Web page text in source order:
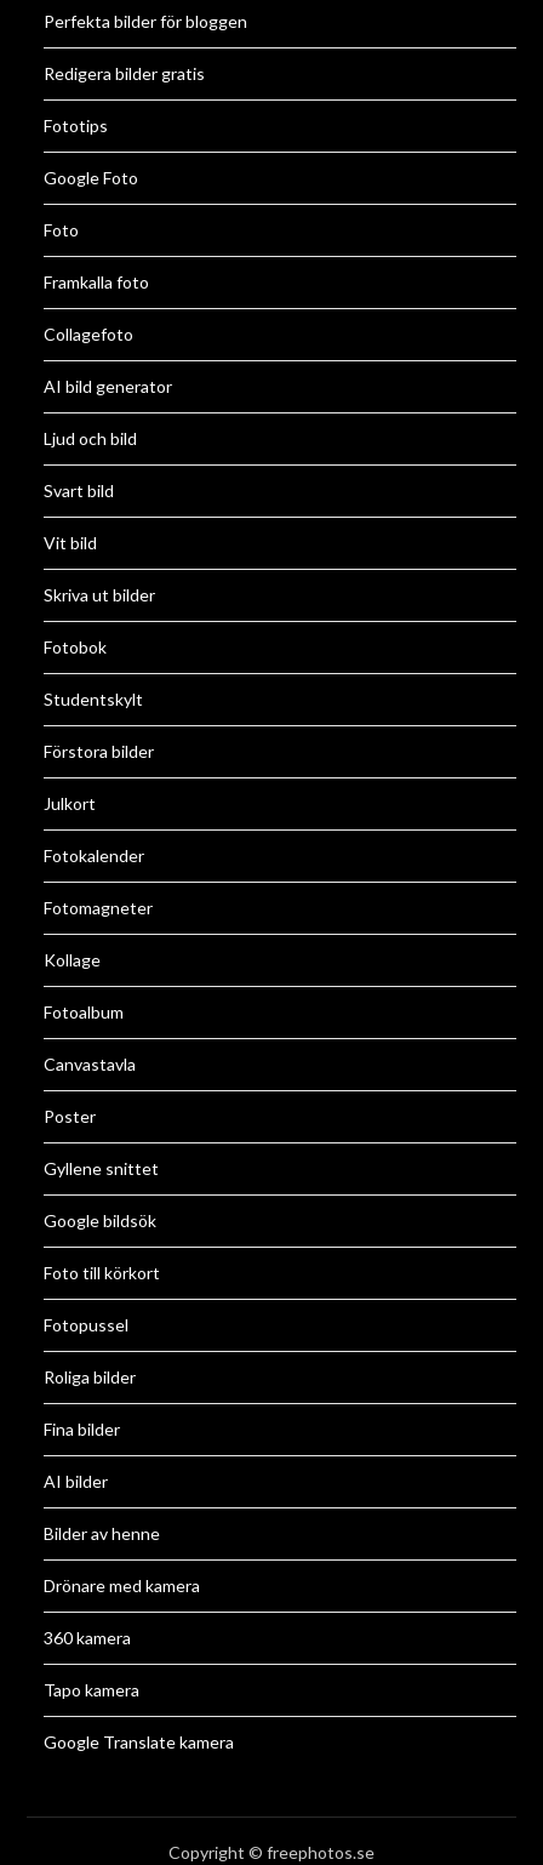
Perfekta bilder för bloggen
Redigera bilder gratis
Fototips
Google Foto
Foto
Framkalla foto
Collagefoto
AI bild generator
Ljud och bild
Svart bild
Vit bild
Skriva ut bilder
Fotobok
Studentskylt
Förstora bilder
Julkort
Fotokalender
Fotomagneter
Kollage
Fotoalbum
Canvastavla
Poster
Gyllene snittet
Google bildsök
Foto till körkort
Fotopussel
Roliga bilder
Fina bilder
AI bilder
Bilder av henne
Drönare med kamera
360 kamera
Tapo kamera
Google Translate kamera
Copyright © freephotos.se